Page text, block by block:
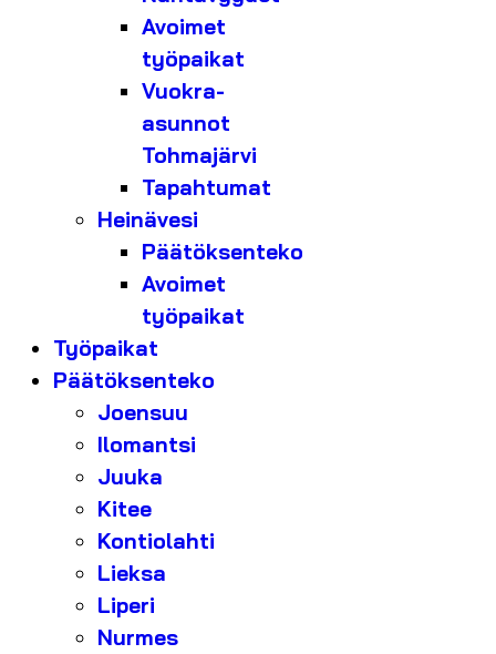
Avoimet
työpaikat
Vuokra-
asunnot
Tohmajärvi
Tapahtumat
Heinävesi
Päätöksenteko
Avoimet
työpaikat
Työpaikat
Päätöksenteko
Joensuu
Ilomantsi
Juuka
Kitee
Kontiolahti
Lieksa
Liperi
Nurmes